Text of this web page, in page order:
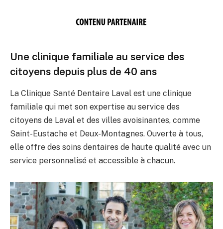
Une clinique familiale au service des
citoyens depuis plus de 40 ans
La Clinique Santé Dentaire Laval est une clinique
familiale qui met son expertise au service des
citoyens de Laval et des villes avoisinantes, comme
Saint-Eustache et Deux-Montagnes. Ouverte à tous,
elle offre des soins dentaires de haute qualité avec un
service personnalisé et accessible à chacun.